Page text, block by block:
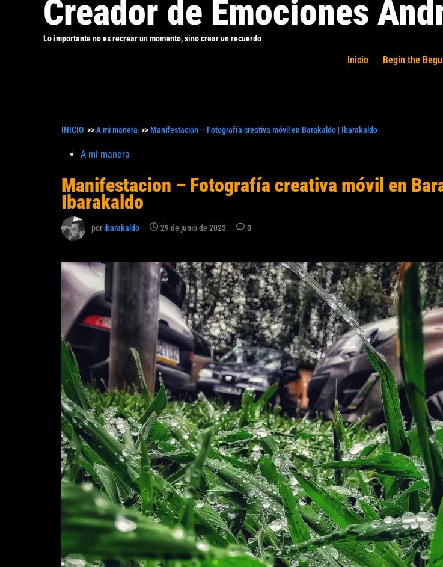
Creador de Emociones
Lo importante no es recrear un momento, sino crear un recuerdo
Inicio Begin the
INICIO >>A mi manera >> Manifestacion – Fotografía creativa móvil en Barakaldo | Ibarakaldo
Publicado
A mi manera
Manifestacion – Fotografía creativa móvil en
Ibarakaldo
poribarakaldo 29 de junio de 2023 0